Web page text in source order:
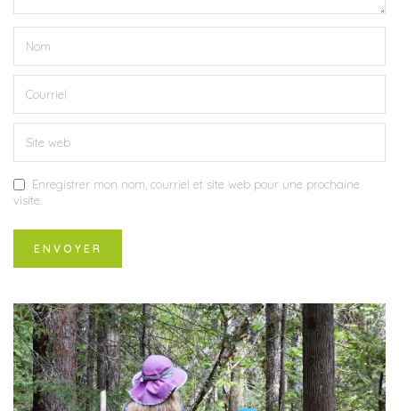
Enregistrer mon nom, courriel et site web pour une prochaine
visite.